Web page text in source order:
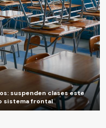
suspenden clases este
sistema frontal